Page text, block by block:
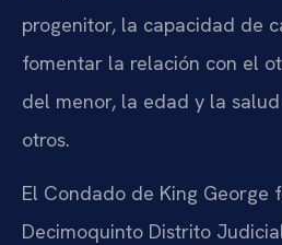
progenitor, la capacidad de
fomentar la relación con el
del menor, la edad y la
otros.
El Condado de King George
Decimoquinto Distrito